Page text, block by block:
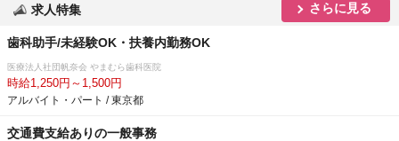
求人特集 さらに見る
歯科助手/未経験OK・扶養内勤務OK
医療法人社団帆奈会 やまむら歯科医院
時給1,250円～1,500円
アルバイト・パート / 東京都
交通費支給ありの一般事務